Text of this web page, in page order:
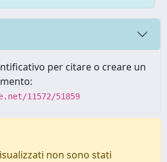
per citare o creare un
11572/51859
non sono stati